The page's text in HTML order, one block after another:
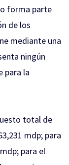
forma parte
de los
mediante una
ningún
para la
total de
mdp; para
para el